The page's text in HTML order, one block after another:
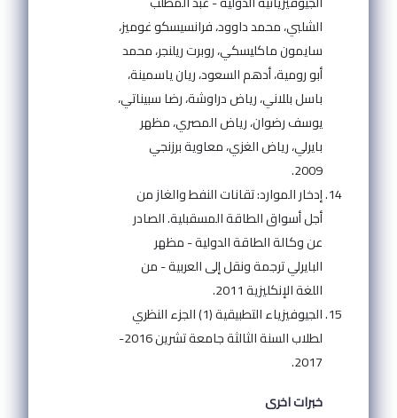
الشلبي، محمد داوود، فرانسيسكو غوميز،
سايمون ماكليسكي، روبرت ريلنجر، محمد
أبو رومية، أدهم السعود، ريان ياسمينة،
باسل بللاني، رياض دراوشة، رضا سبيناتي،
يوسف رضوان، رياض المصري، مظهر
بايرلي، رياض الغزي، معاوية برزنجي
2009.
إدخار الموارد: تقانات النفط والغاز من
أجل أسواق الطاقة المسقبلية. الصادر
عن وكالة الطاقة الدولية - مظهر
البايرلي ترجمة ونقل إلى العربية - من
اللغة الإنكليزية 2011.
الجيوفيزياء التطبيقية (1) الجزء النظري
لطلاب السنة الثالثة جامعة تشرين 2016-
2017.
خبرات اخرى